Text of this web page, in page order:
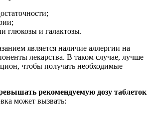
глюкозы и галактозы.
является наличие аллергии на
лекарства. В таком случае, лучше
чтобы получать необходимые
рекомендуемую дозу таблеток
может вызвать: